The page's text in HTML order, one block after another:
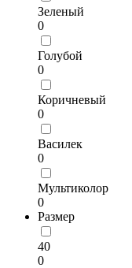
Зеленый
0
Голубой
0
Коричневый
0
Василек
0
Мультиколор
0
Размер
40
0